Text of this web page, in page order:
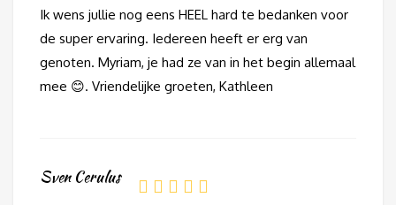
Ik wens jullie nog eens HEEL hard te bedanken voor
de super ervaring. Iedereen heeft er erg van
genoten. Myriam, je had ze van in het begin allemaal
mee 😊. Vriendelijke groeten, Kathleen
Sven Cerulus